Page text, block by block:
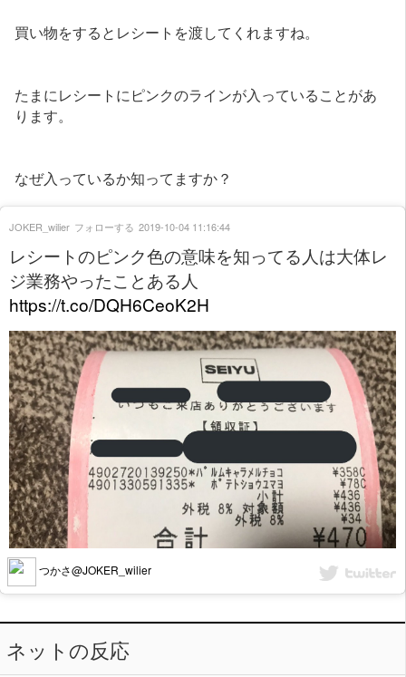
買い物をするとレシートを渡してくれますね。
たまにレシートにピンクのラインが入っていることがあ
ります。
なぜ入っているか知ってますか？
レシートのピンク色の意味を知ってる人は大体レ
ジ業務やったことある人
https://t.co/DQH6CeoK2H
つかさ@JOKER_wilier
JOKER_wilier フォローする 2019-10-04 11:16:44
ネットの反応